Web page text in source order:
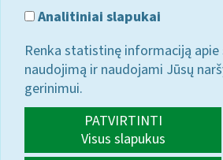
Analitiniai slapukai
Renka statistinę informaciją apie
naudojimą ir naudojami Jūsų
gerinimui.
PATVIRTINTI
Visus slapukus